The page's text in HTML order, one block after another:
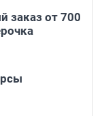
заказ от 700